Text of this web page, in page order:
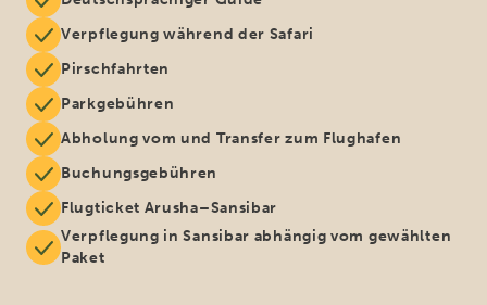
Verpflegung während der Safari
Pirschfahrten
Parkgebühren
Abholung vom und Transfer zum Flughafen
Buchungsgebühren
Flugticket Arusha–Sansibar
Verpflegung in Sansibar abhängig vom gewählten
Paket